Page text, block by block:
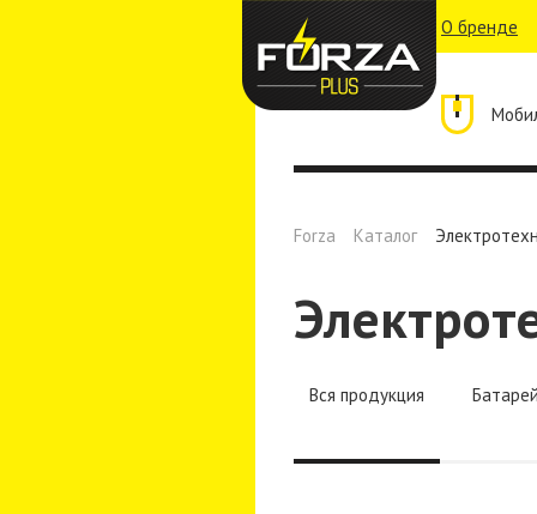
О бренде
Forza Каталог
Вся продукция